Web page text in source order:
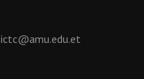
ictc@amu.edu.et